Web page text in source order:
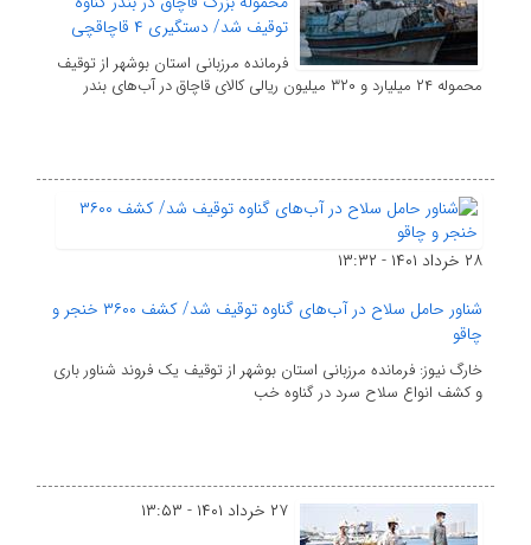
توقیف شد/ دستگیری ۴ قاچاقچی
فرمانده مرزبانی استان بوشهر از توقیف
محموله ۲۴ میلیارد و ۳۲۰ میلیون ریالی کالای قاچاق در آب‌های بندر
۲۸ خرداد ۱۴۰۱ - ۱۳:۳۲
شناور حامل سلاح در آب‌های گناوه توقیف شد/ کشف ۳۶۰۰ خنجر و
چاقو
خارگ نیوز: فرمانده مرزبانی استان بوشهر از توقیف یک فروند شناور باری
و کشف انواع سلاح سرد در گناوه خب
۲۷ خرداد ۱۴۰۱ - ۱۳:۵۳